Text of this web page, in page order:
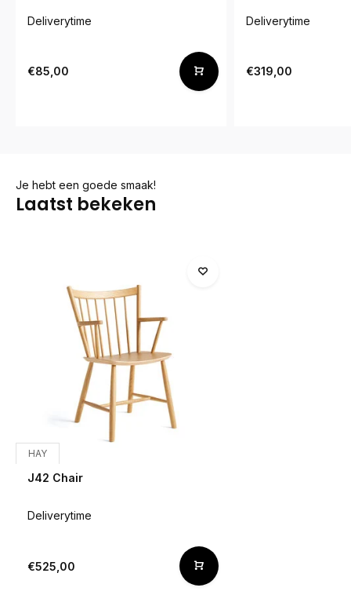
Deliverytime
€85,00
Deliverytime
€319,00
Je hebt een goede smaak!
Laatst bekeken
HAY
J42 Chair
Deliverytime
€525,00